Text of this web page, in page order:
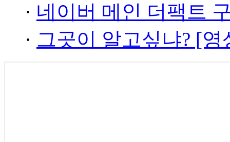
· 네이버 메인 더팩트
· 그곳이 알고싶냐? [